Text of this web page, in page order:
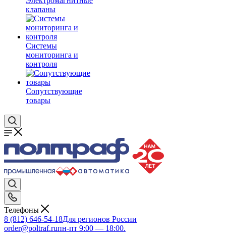
клапаны
Системы
мониторинга и
контроля
Сопутствующие
товары
Телефоны
8 (812) 646-54-18Для регионов России
order@poltraf.ruпн-пт 9:00 — 18:00.